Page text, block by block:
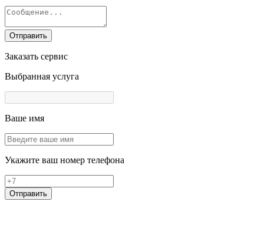
Отправить
Заказать сервис
Выбранная услуга
Ваше имя
Укажите ваш номер телефона
Отправить